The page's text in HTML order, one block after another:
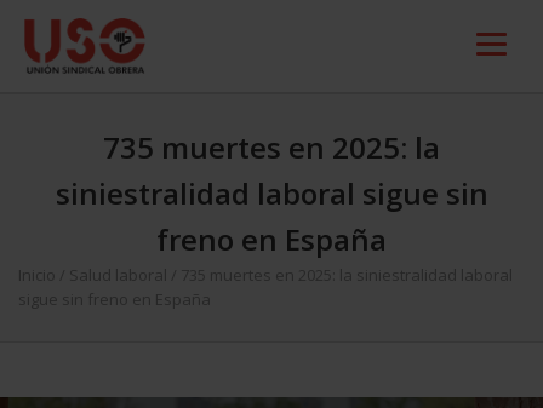
735 muertes en 2025: la
siniestralidad laboral sigue sin
freno en España
Inicio Salud laboral
735 muertes en 2025: la siniestralidad laboral
sigue sin freno en España